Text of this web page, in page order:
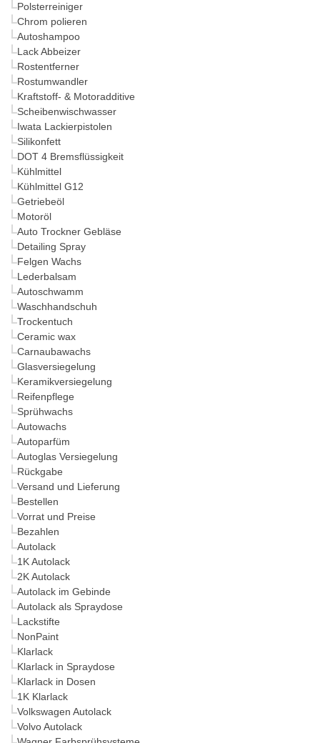
Polsterreiniger
Chrom polieren
Autoshampoo
Lack Abbeizer
Rostentferner
Rostumwandler
Kraftstoff- & Motoradditive
Scheibenwischwasser
Iwata Lackierpistolen
Silikonfett
DOT 4 Bremsflüssigkeit
Kühlmittel
Kühlmittel G12
Getriebeöl
Motoröl
Auto Trockner Gebläse
Detailing Spray
Felgen Wachs
Lederbalsam
Autoschwamm
Waschhandschuh
Trockentuch
Ceramic wax
Carnaubawachs
Glasversiegelung
Keramikversiegelung
Reifenpflege
Sprühwachs
Autowachs
Autoparfüm
Autoglas Versiegelung
Rückgabe
Versand und Lieferung
Bestellen
Vorrat und Preise
Bezahlen
Autolack
1K Autolack
2K Autolack
Autolack im Gebinde
Autolack als Spraydose
Lackstifte
NonPaint
Klarlack
Klarlack in Spraydose
Klarlack in Dosen
1K Klarlack
Volkswagen Autolack
Volvo Autolack